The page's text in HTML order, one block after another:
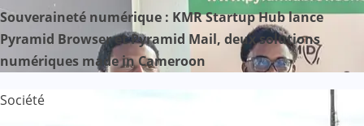
Souveraineté numérique : KMR Startup Hub lance
Pyramid Browser et Pyramid Mail, deux solutions
numériques made in Cameroon
Société